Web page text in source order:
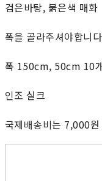
검은바탕, 붉은색 매화
폭을 골라주셔야합니다
폭 150cm, 50cm 10
인조 실크
국제배송비는 7,000